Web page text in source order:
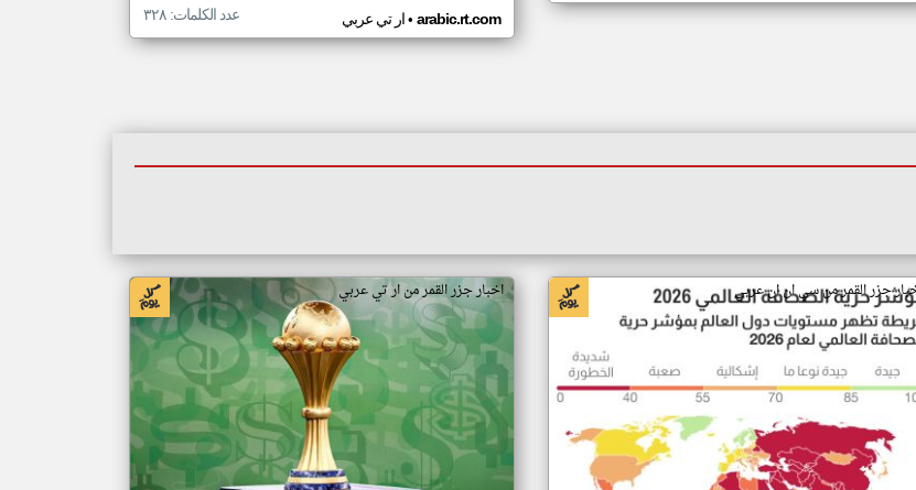
ار تي عربي• arabic.rt.com عدد الكلمات: ٣٢٨
جزر القمر من سي ان ان عربي اخبار جزر القمر من ار تي عربي